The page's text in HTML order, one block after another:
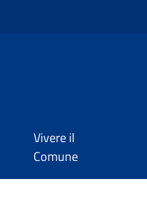
Vivere il
Comune